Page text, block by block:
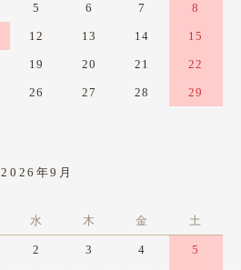
5 6 7 8
12 13 14 15
19 20 21 22
26 27 28 29
2026年9月
水 木 金 土
2 3 4 5